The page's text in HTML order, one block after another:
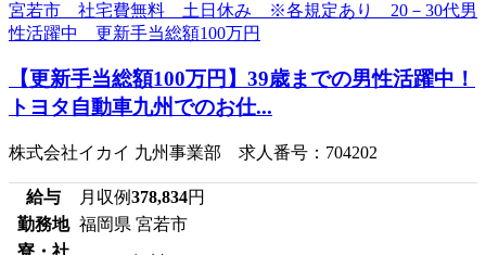
【更新手当総額100万円】39歳までの男性活躍中！
トヨタ自動車九州でのお仕...
株式会社イカイ 九州事業部 求人番号：704202
給与 月収例378,834円
勤務地 福岡県 宮若市
寮・社